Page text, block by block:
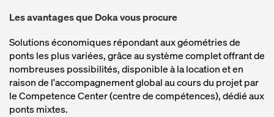
Les avantages que Doka vous procure
Solutions économiques répondant aux géométries de
ponts les plus variées, grâce au système complet offrant de
nombreuses possibilités, disponible à la location et en
raison de l'accompagnement global au cours du projet par
le Competence Center (centre de compétences), dédié aux
ponts mixtes.